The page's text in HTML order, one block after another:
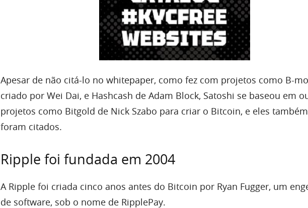
Apesar de não citá-lo no whitepaper, como fez com projetos como B-
criado por Wei Dai, e Hashcash de Adam Block, Satoshi se baseou em
projetos como Bitgold de Nick Szabo para criar o Bitcoin, e eles
foram citados.
Ripple foi fundada em 2004
A Ripple foi criada cinco anos antes do Bitcoin por Ryan Fugger, um
de software, sob o nome de RipplePay.